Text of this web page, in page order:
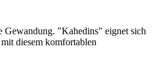
Gewandung. "Kahedins" eignet sich
diesem komfortablen